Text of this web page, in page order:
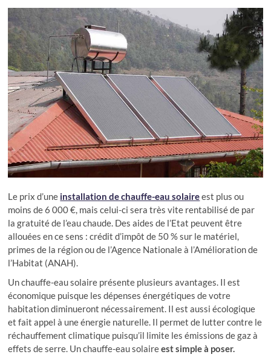
Le prix d’une installation de chauffe-eau solaireest plus ou
moins de 6 000 €, mais celui-ci sera très vite rentabilisé de par
la gratuité de l’eau chaude. Des aides de l’Etat peuvent être
allouées en ce sens : crédit d’impôt de 50 % sur le matériel,
primes de la région ou de l’Agence Nationale à l’Amélioration de
l’Habitat (ANAH).
Un chauffe-eau solaire présente plusieurs avantages. Il est
économique puisque les dépenses énergétiques de votre
habitation diminueront nécessairement. Il est aussi écologique
et fait appel à une énergie naturelle. Il permet de lutter contre le
réchauffement climatique puisqu’il limite les émissions de gaz à
effets de serre. Un chauffe-eau solaireest simple à poser.